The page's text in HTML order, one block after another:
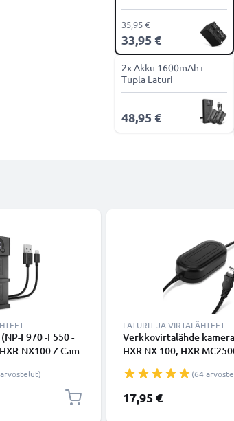
33,95 €
35,95 €
2x Akku 1600mAh+
Tupla Laturi
48,95 €
F970 -F550 -
NX100 Z Cam
Z1 HVR-V1-
Kaapeli
LATURIT JA VIRTALÄHTEET
Verkkovirtalähde
HXR NX 100, HXR
L10b -L10a, 8.4V
akku pitkäkestoiseen
(64
17,95 €